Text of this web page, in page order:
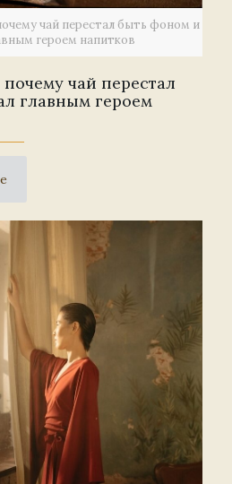
чай перестал быть фоном и
героем напитков
чай перестал
главным героем